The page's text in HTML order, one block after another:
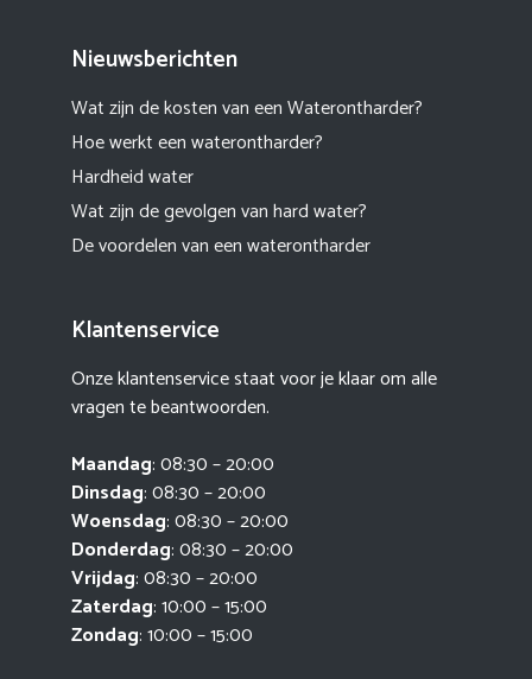
Nieuwsberichten
Wat zijn de kosten van een Waterontharder?
Hoe werkt een waterontharder?
Hardheid water
Wat zijn de gevolgen van hard water?
De voordelen van een waterontharder
Klantenservice
Onze klantenservice staat voor je klaar om alle
vragen te beantwoorden.
Maandag: 08:30 – 20:00
Dinsdag: 08:30 – 20:00
Woensdag: 08:30 – 20:00
Donderdag: 08:30 – 20:00
Vrijdag: 08:30 – 20:00
Zaterdag: 10:00 – 15:00
Zondag: 10:00 – 15:00